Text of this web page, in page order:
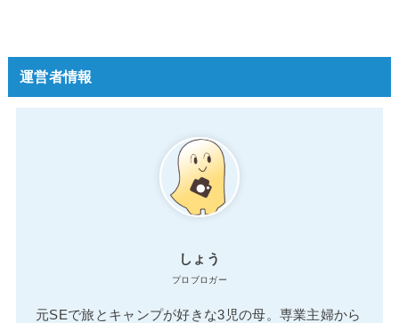
運営者情報
しょう
プロブロガー
元SEで旅とキャンプが好きな3児の母。専業主婦から